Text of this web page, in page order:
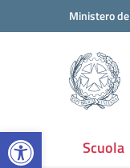
Open toolbar
Vai ai contenuti
Vai al menu diMinistero
scuola Scuola